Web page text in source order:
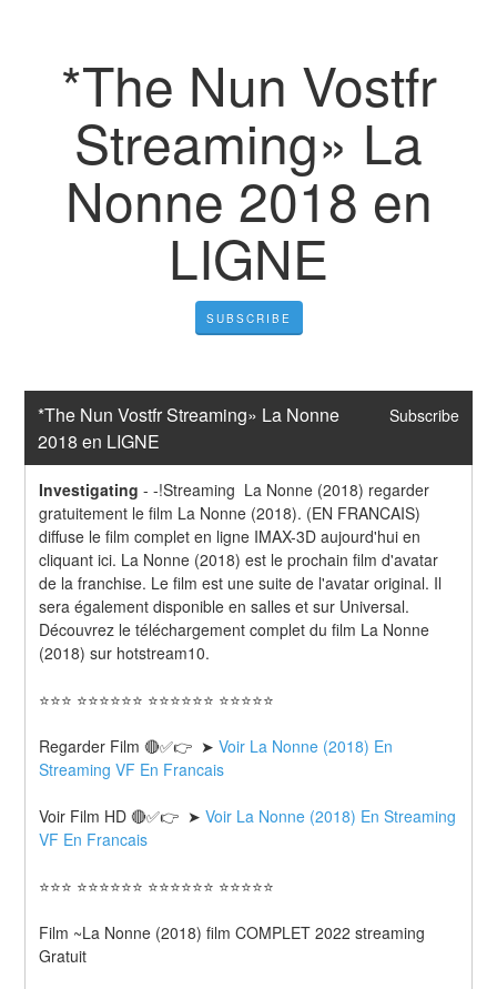
*The Nun Vostfr
Streaming» La
Nonne 2018 en
LIGNE
SUBSCRIBE
*The Nun Vostfr Streaming» La Nonne
2018 en LIGNE
Subscribe
Investigating --!Streaming  La Nonne (2018) regarder
gratuitement le film La Nonne (2018). (EN FRANCAIS)
diffuse le film complet en ligne IMAX-3D aujourd'hui en
cliquant ici. La Nonne (2018) est le prochain film d'avatar
de la franchise. Le film est une suite de l'avatar original. Il
sera également disponible en salles et sur Universal.
Découvrez le téléchargement complet du film La Nonne
(2018) sur hotstream10.
⭐⭐⭐ ⭐⭐⭐⭐⭐⭐ ⭐⭐⭐⭐⭐⭐ ⭐⭐⭐⭐⭐
Regarder Film 🔴✅👉  ➤ Voir La Nonne (2018) En
Streaming VF En Francais
Voir Film HD 🔴✅👉  ➤ Voir La Nonne (2018) En Streaming
VF En Francais
⭐⭐⭐ ⭐⭐⭐⭐⭐⭐ ⭐⭐⭐⭐⭐⭐ ⭐⭐⭐⭐⭐
Film ~La Nonne (2018) film COMPLET 2022 streaming
Gratuit